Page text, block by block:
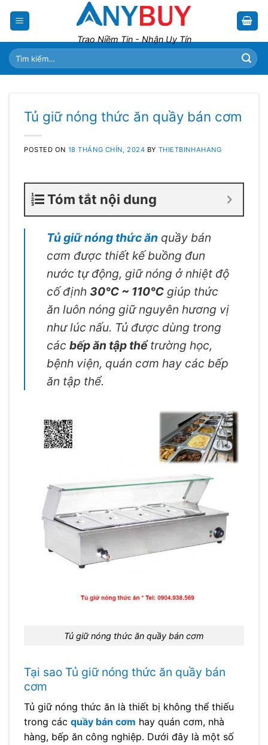
Trao Niềm Tin - Nhận Uy Tín
Tìm
kiếm:
Tủ giữ nóng thức ăn quầy bán cơm
POSTED ON 18 THÁNG CHÍN, 2024 BY THIETBINHAHANG
Tóm tắt nội dung
Tủ giữ nóng thức ăn quầy bán
cơm được thiết kế buồng đun
nước tự động, giữ nóng ở nhiệt độ
cố định 30℃ ~ 110℃ giúp thức
ăn luôn nóng giữ nguyên hương vị
như lúc nấu. Tủ được dùng trong
các bếp ăn tập thểtrường học,
bệnh viện, quán cơm hay các bếp
ăn tập thể.
Tủ giữ nóng thức ăn quầy bán cơm
Tại sao Tủ giữ nóng thức ăn quầy bán
cơm
Tủ giữ nóng thức ăn là thiết bị không thể thiếu
trong các quầy bán cơm hay quán cơm, nhà
hàng, bếp ăn công nghiệp. Dưới đây là một số